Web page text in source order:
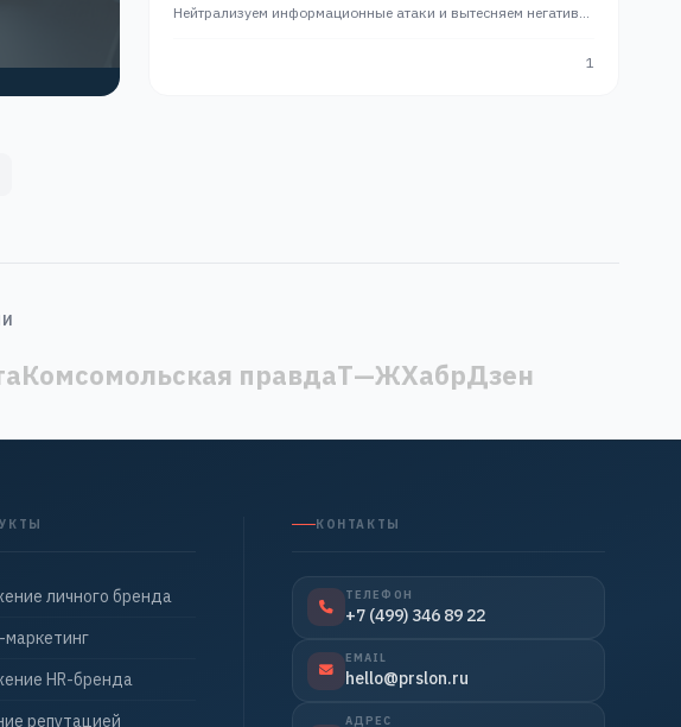
Нейтрализуем информационные атаки и вытесняем негатив
1
Комсомольская правдаТ—ЖХабрДзен
личного бренда
HR-бренда
репутацией
КОНТАКТЫ
ТЕЛЕФОН
+7 (499) 346 89 22
EMAIL
hello@prslon.ru
АДРЕС